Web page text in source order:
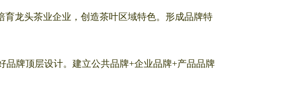
育龙头茶业企业，创造茶叶区域特色。形成品牌特
品牌顶层设计。建立公共品牌+企业品牌+产品品牌